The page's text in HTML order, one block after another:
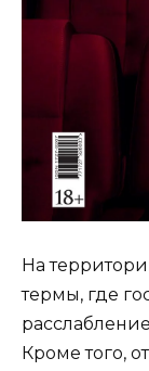
На
термы, где
Кроме того,